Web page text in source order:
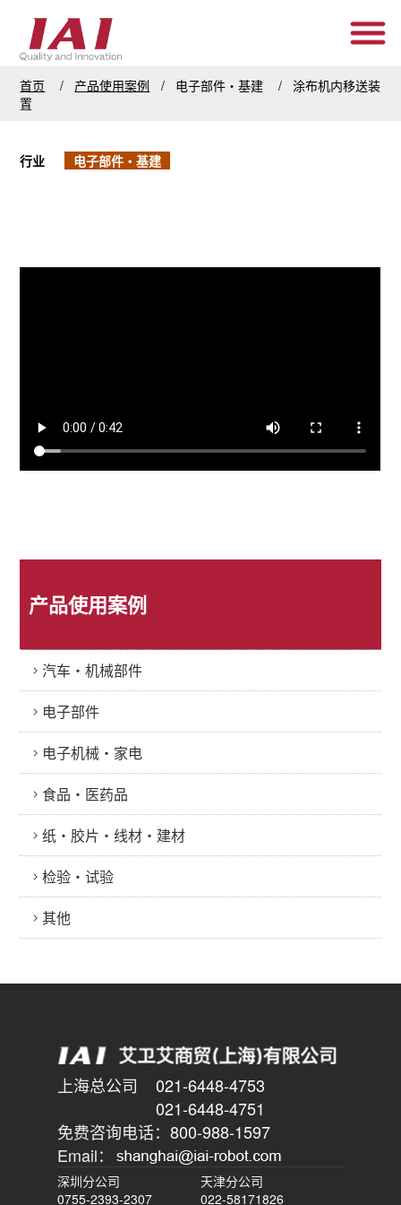
首页 产品使用案例 电子部件・基建
涂布机内移送装
置
行业 电子部件・基建
产品使用案例
汽车・机械部件
电子部件
电子机械・家电
食品・医药品
纸・胶片・线材・建材
检验・试验
其他
上海总公司 021-6448-4753
021-6448-4751
免费咨询电话： 800-988-1597
Email：
深圳分公司
0755-2393-2307
天津分公司
022-58171826